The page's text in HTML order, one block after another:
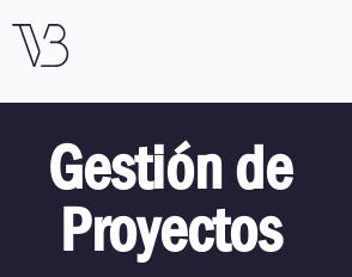
Gestión de
Proyectos